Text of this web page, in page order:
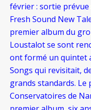
février : sortie
Fresh Sound New
premier album du
Loustalot se sont
ont formé un quintet
Songs qui revisitait,
grands standards. Le
Conservatoires de